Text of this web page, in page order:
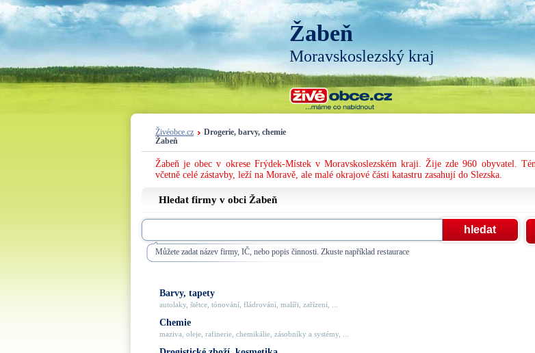
Žabeň
Moravskoslezský kraj
Živéobce.cz
Drogerie, barvy, chemie
Žabeň
Žabeň je obec v okrese Frýdek-Místek v Moravskoslezském kraji. Žije zde 960 obyvatel.
včetně celé zástavby, leží na Moravě, ale malé okrajové části katastru zasahují do Slezska.
Hledat firmy v obci Žabeň
Můžete zadat název firmy, IČ, nebo popis činnosti. Zkuste například restaurace
Barvy, tapety
autolaky, štětce, tónování, fládrování, malíři, zařízení, ...
Chemie
maziva, oleje, rafinerie, chemikálie, zásobníky a systémy, ...